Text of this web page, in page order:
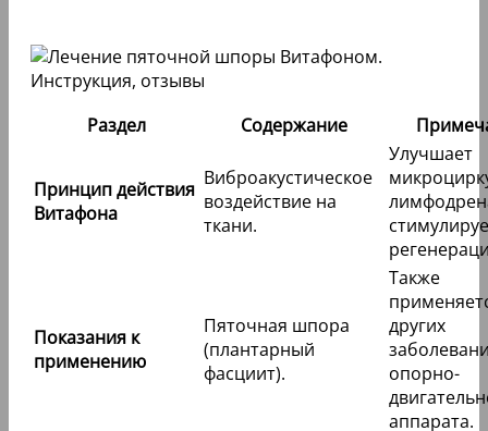
Раздел Содержание
Принцип действия
Витафона
Виброакустическое
воздействие на
ткани.
Улучшает
Показания к
применению
Пяточная шпора
(плантарный
фасциит).
Также
других
опорно-
аппарата.